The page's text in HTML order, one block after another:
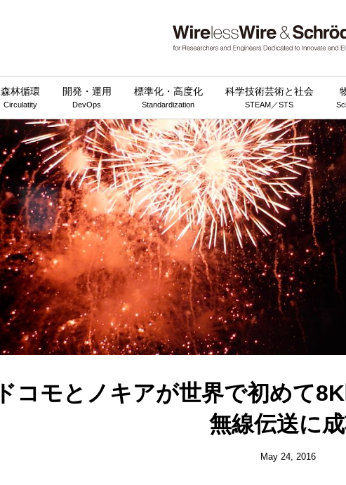
森林循環
Circulatity
開発・運用
DevOps
標準化・高度化
Standardization
科学技術芸術と社会
STEAM／STS
ドコモとノキアが世界で初めて
無線伝送に
May 24, 2016